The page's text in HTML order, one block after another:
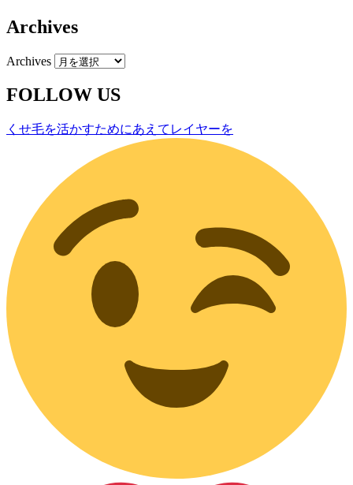
Archives
Archives
FOLLOW US
くせ毛を活かすためにあえてレイヤーを